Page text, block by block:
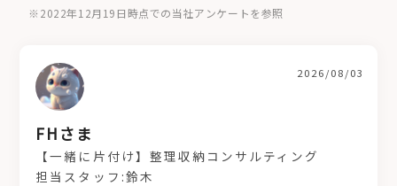
※2022年12月19日時点での当社アンケートを参照
FHさま
2026/08/03
【一緒に片付け】整理収納コンサルティング
担当スタッフ:鈴木